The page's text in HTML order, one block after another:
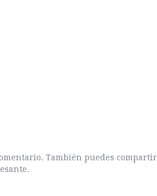
También puedes compartir